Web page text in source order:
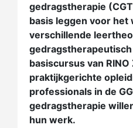
gedragstherapie
basis leggen voor het
verschillende
gedragstherapeutisch
basiscursus van
praktijkgerichte
professionals in de
gedragstherapie
hun werk.